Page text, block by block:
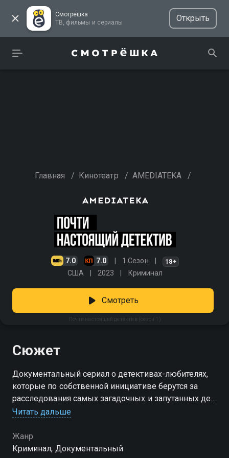
Смотрёшка
ТВ, фильмы и сериалы
Открыть
Главная / Кинотеатр / AMEDIATEKA /
7.0 7.0 1 Сезон 18+
США 2023 Криминал
Почти настоящий детектив (сезон 1)
Смотреть
Сюжет
Документальный сериал о детективах-любителях,
которые по собственной инициативе берутся за
расследования самых загадочных и запутанных дел.
«Почти настоящий детектив» – реальные истории о
сотрудниками полиции по поиску правды. Почему
одна женщина решила спустя 20 лет вернуть имена
Читать дальше
Жанр
Криминал, Документальный